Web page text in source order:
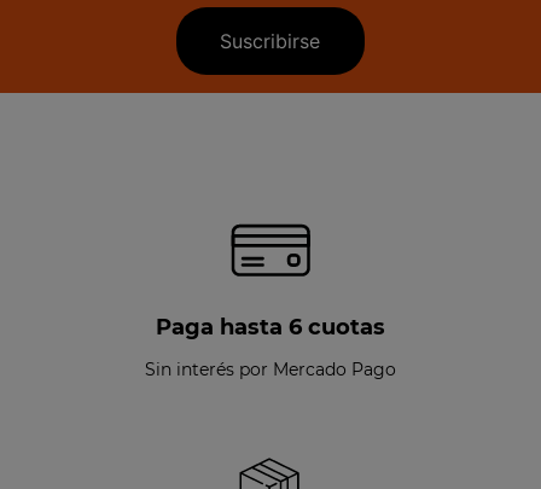
Suscribirse
Paga hasta 6 cuotas
Sin interés por Mercado Pago